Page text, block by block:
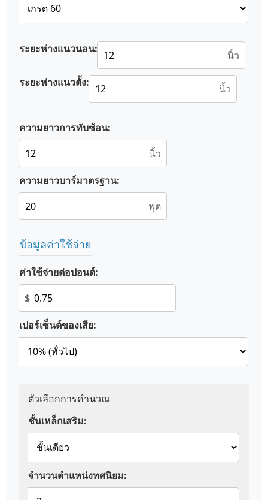
ระยะห่างแนวนอน: นิ้ว
ระยะห่างแนวตั้ง: นิ้ว
ความยาวการทับซ้อน:
นิ้ว
ความยาวบาร์มาตรฐาน:
ฟุต
ข้อมูลค่าใช้จ่าย
ค่าใช้จ่ายต่อปอนด์:
$
เปอร์เซ็นต์ของเสีย:
ตัวเลือกการคำนวณ
ชั้นเหล็กเสริม:
จำนวนตำแหน่งทศนิยม: